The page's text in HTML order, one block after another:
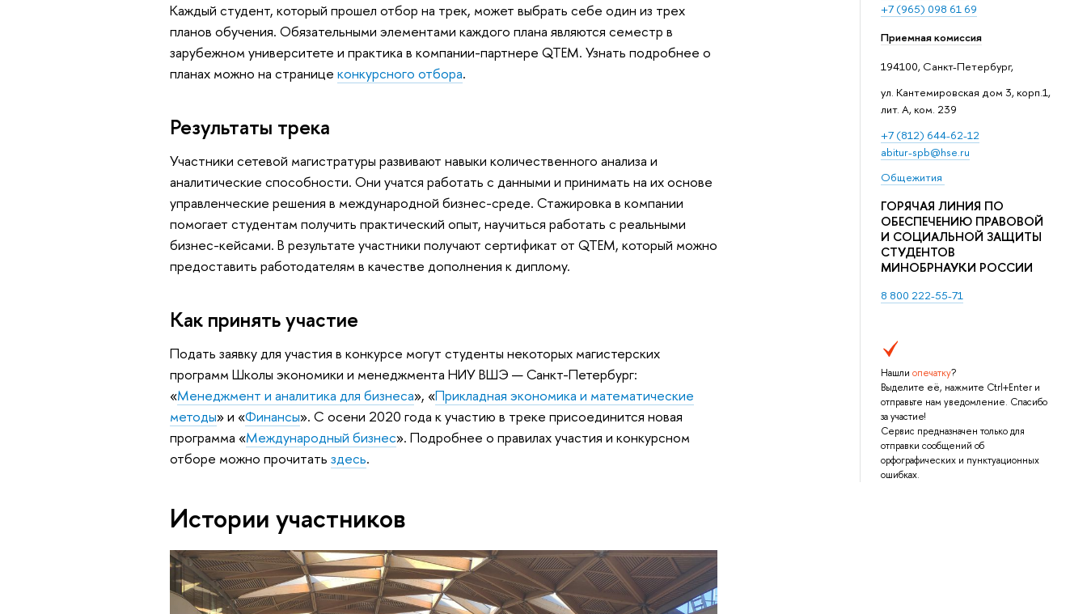
+7 (965) 098 61 69
Приемная комиссия
194100, Санкт-Петербург,
ул. Кантемировская дом 3, корп.1,
лит. А, ком. 239
+7 (812) 644-62-12
abitur-spb@hse.ru
Общежития
ГОРЯЧАЯ ЛИНИЯ ПО
ОБЕСПЕЧЕНИЮ ПРАВОВОЙ
И СОЦИАЛЬНОЙ ЗАЩИТЫ
СТУДЕНТОВ
МИНОБРНАУКИ РОССИИ
8 800 222-55-71
Нашли опечатку?
Выделите её, нажмите Ctrl+Enter и
отправьте нам уведомление. Спасибо
за участие!
Сервис предназначен только для
отправки сообщений об
орфографических и пунктуационных
ошибках.
Каждый студент, который прошел отбор на трек, может выбрать себе один из трех
планов обучения. Обязательными элементами каждого плана являются семестр в
зарубежном университете и практика в компании-партнере QTEM. Узнать подробнее о
планах можно на странице конкурсного отбора.
Результаты трека
Участники сетевой магистратуры развивают навыки количественного анализа и
аналитические способности. Они учатся работать с данными и принимать на их основе
управленческие решения в международной бизнес-среде. Стажировка в компании
помогает студентам получить практический опыт, научиться работать с реальными
бизнес-кейсами. В результате участники получают сертификат от QTEM, который можно
предоставить работодателям в качестве дополнения к диплому.
Как принять участие
Подать заявку для участия в конкурсе могут студенты некоторых магистерских
программ Школы экономики и менеджмента НИУ ВШЭ — Санкт-Петербург:
«Менеджмент и аналитика для бизнеса», «Прикладная экономика и математические
методы» и «Финансы». С осени 2020 года к участию в треке присоединится новая
программа «Международный бизнес». Подробнее о правилах участия и конкурсном
отборе можно прочитать здесь.
Истории участников